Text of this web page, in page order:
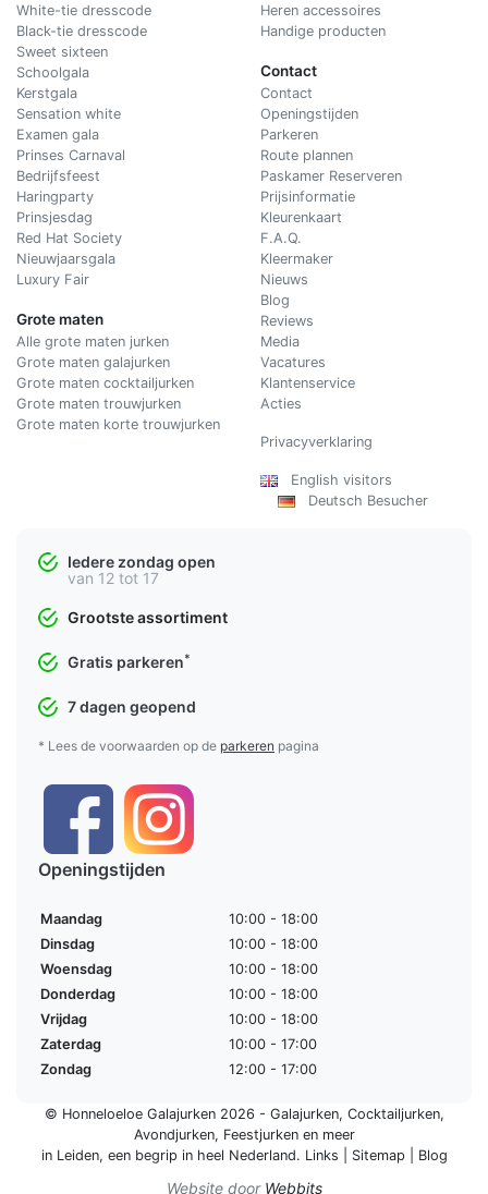
White-tie dresscode
Black-tie dresscode
Sweet sixteen
Schoolgala
Kerstgala
Sensation white
Examen gala
Prinses Carnaval
Bedrijfsfeest
Haringparty
Prinsjesdag
Red Hat Society
Nieuwjaarsgala
Luxury Fair
Grote maten
Alle grote maten jurken
Grote maten galajurken
Grote maten cocktailjurken
Grote maten trouwjurken
Grote maten korte trouwjurken
Heren accessoires
Handige producten
Contact
Contact
Openingstijden
Parkeren
Route plannen
Paskamer Reserveren
Prijsinformatie
Kleurenkaart
F.A.Q.
Kleermaker
Nieuws
Blog
Reviews
Media
Vacatures
Klantenservice
Acties
Privacyverklaring
English visitors
Deutsch Besucher
Iedere zondag open
van 12 tot 17
Grootste assortiment
Gratis parkeren*
7 dagen geopend
* Lees de voorwaarden op de parkeren pagina
Openingstijden
Maandag
10:00 - 18:00
Dinsdag
10:00 - 18:00
Woensdag
10:00 - 18:00
Donderdag
10:00 - 18:00
Vrijdag
10:00 - 18:00
Zaterdag
10:00 - 17:00
Zondag
12:00 - 17:00
© Honneloeloe Galajurken 2026 - Galajurken, Cocktailjurken,
Avondjurken, Feestjurkenen meer
in Leiden, een begrip in heel Nederland. Links Sitemap Blog
Website door Webbits